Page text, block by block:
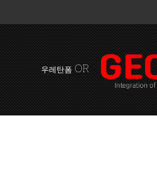
우레탄폼 OR